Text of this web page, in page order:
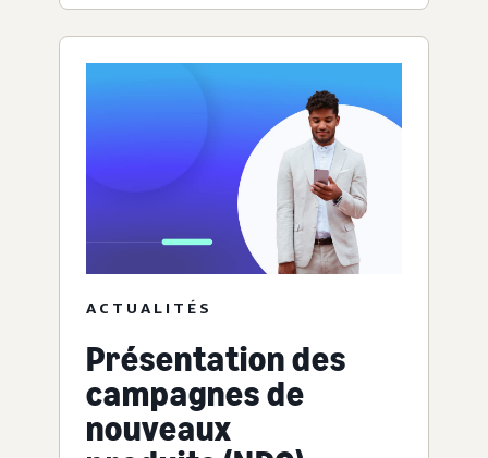
ACTUALITÉS
Présentation des
campagnes de
nouveaux